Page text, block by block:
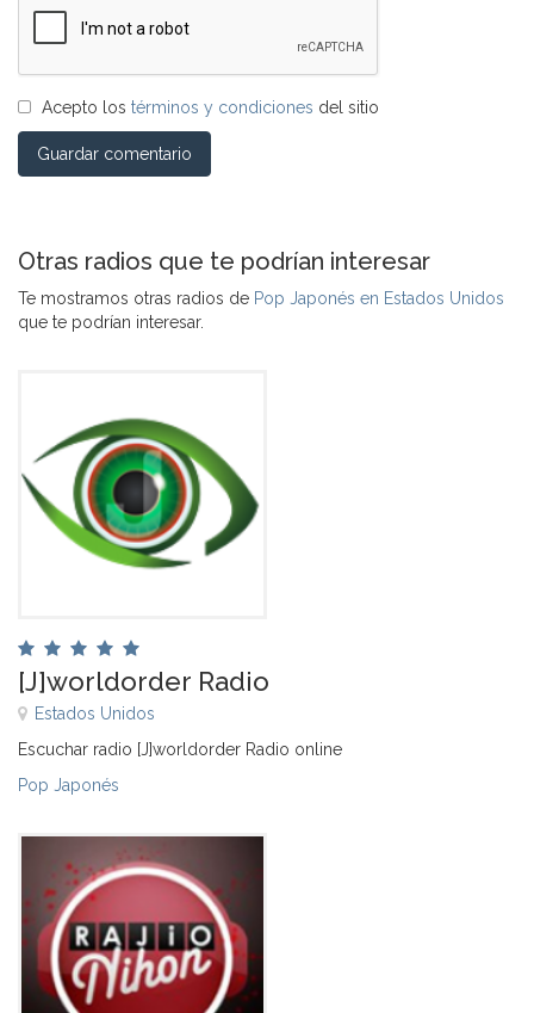
Acepto los términos y condiciones del sitio
Guardar comentario
Otras radios que te podrían interesar
Te mostramos otras radios de Pop Japonés en Estados Unidos
que te podrían interesar.
[J]worldorder Radio
Estados Unidos
Escuchar radio [J]worldorder Radio online
Pop Japonés